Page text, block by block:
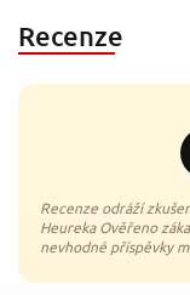
Recenze